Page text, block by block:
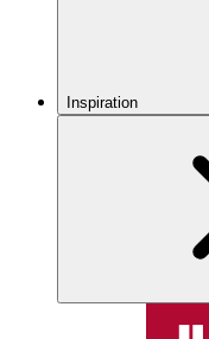
Inspiration